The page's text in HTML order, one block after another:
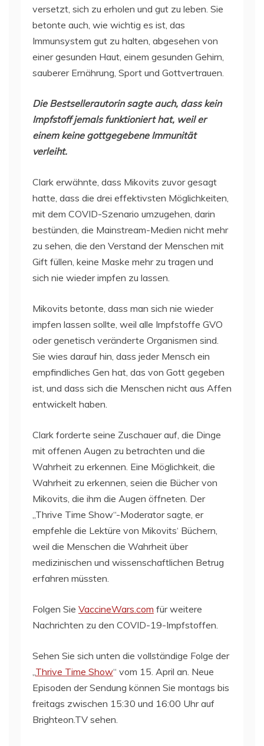
versetzt, sich zu erholen und gut zu leben. Sie
betonte auch, wie wichtig es ist, das
Immunsystem gut zu halten, abgesehen von
einer gesunden Haut, einem gesunden Gehirn,
sauberer Ernährung, Sport und Gottvertrauen.
Die Bestsellerautorin sagte auch, dass kein
Impfstoff jemals funktioniert hat, weil er
einem keine gottgegebene Immunität
verleiht.
Clark erwähnte, dass Mikovits zuvor gesagt
hatte, dass die drei effektivsten Möglichkeiten,
mit dem COVID-Szenario umzugehen, darin
bestünden, die Mainstream-Medien nicht mehr
zu sehen, die den Verstand der Menschen mit
Gift füllen, keine Maske mehr zu tragen und
sich nie wieder impfen zu lassen.
Mikovits betonte, dass man sich nie wieder
impfen lassen sollte, weil alle Impfstoffe GVO
oder genetisch veränderte Organismen sind.
Sie wies darauf hin, dass jeder Mensch ein
empfindliches Gen hat, das von Gott gegeben
ist, und dass sich die Menschen nicht aus Affen
entwickelt haben.
Clark forderte seine Zuschauer auf, die Dinge
mit offenen Augen zu betrachten und die
Wahrheit zu erkennen. Eine Möglichkeit, die
Wahrheit zu erkennen, seien die Bücher von
Mikovits, die ihm die Augen öffneten. Der
„Thrive Time Show“-Moderator sagte, er
empfehle die Lektüre von Mikovits‘ Büchern,
weil die Menschen die Wahrheit über
medizinischen und wissenschaftlichen Betrug
erfahren müssten.
Folgen Sie VaccineWars.com für weitere
Nachrichten zu den COVID-19-Impfstoffen.
Sehen Sie sich unten die vollständige Folge der
„Thrive Time Show“ vom 15. April an. Neue
Episoden der Sendung können Sie montags bis
freitags zwischen 15:30 und 16:00 Uhr auf
Brighteon.TV sehen.